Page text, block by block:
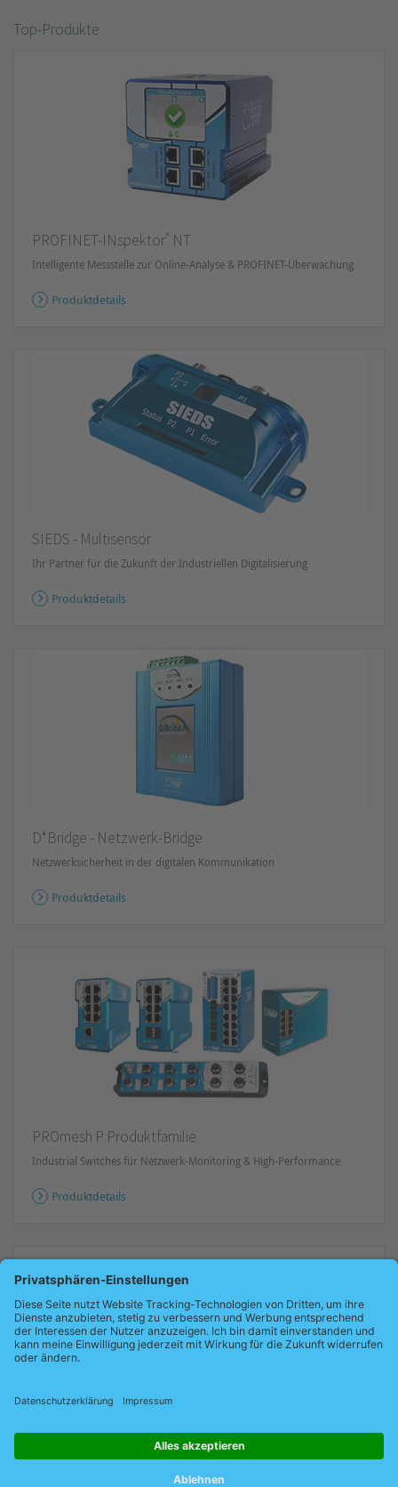
Top-Produkte
PROFINET-INspektor® NT
Intelligente Messstelle zur Online-Analyse & PROFINET-Überwachung
Produktdetails
SIEDS - Multisensor
Ihr Partner für die Zukunft der Industriellen Digitalisierung
Produktdetails
D*Bridge - Netzwerk-Bridge
Netzwerksicherheit in der digitalen Kommunikation
Produktdetails
PROmesh P Produktfamilie
Industrial Switches für Netzwerk-Monitoring & High-Performance
Produktdetails
Newsletter abonnieren
Bleiben Sie informiert!Erhalten Sie Angebote und Neuigkeiten
rund um industrielle Netzwerke sowie deren Optimierung –
bequem per E-Mail.